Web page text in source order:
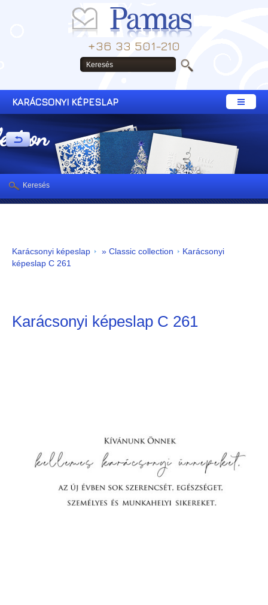
+36 33 501-210
KARÁCSONYI KÉPESLAP
Karácsonyi képeslap » Classic collection
Karácsonyi
képeslap C 261
Karácsonyi képeslap C 261
Keresés